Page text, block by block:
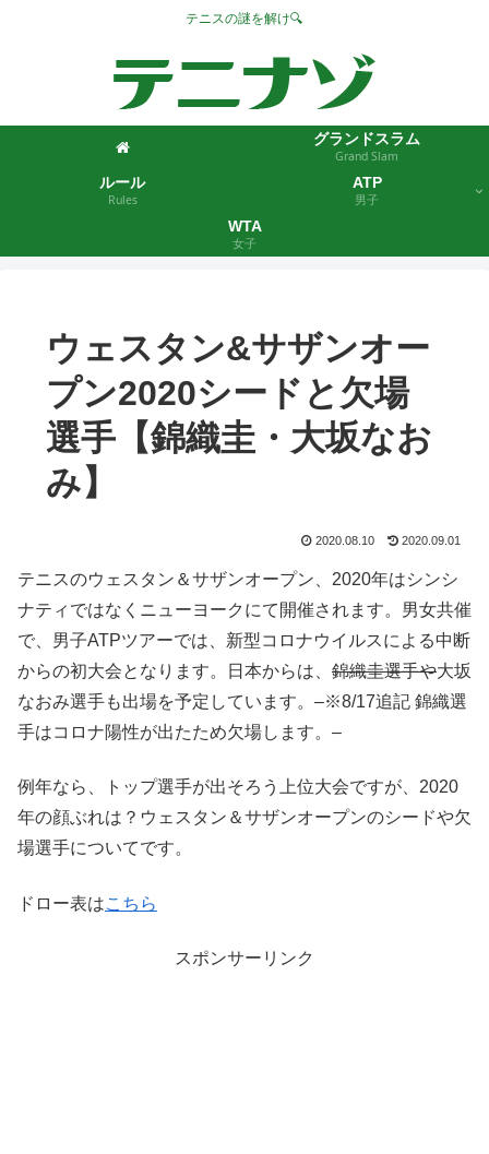
テニスの謎を解け🔍
グランドスラム
Grand Slam
ルール
Rules
ATP
男子
WTA
女子
ウェスタン&サザンオー
プン2020シードと欠場
選手【錦織圭・大坂なお
み】
2020.08.10 2020.09.01
テニスのウェスタン＆サザンオープン、2020年はシンシ
ナティではなくニューヨークにて開催されます。男女共催
で、男子ATPツアーでは、新型コロナウイルスによる中断
からの初大会となります。日本からは、 錦織圭選手や大坂
なおみ選手も出場を予定しています。–※8/17追記 錦織選
手はコロナ陽性が出たため欠場します。–
例年なら、トップ選手が出そろう上位大会ですが、2020
年の顔ぶれは？ウェスタン＆サザンオープンのシードや欠
場選手についてです。
ドロー表はこちら
スポンサーリンク